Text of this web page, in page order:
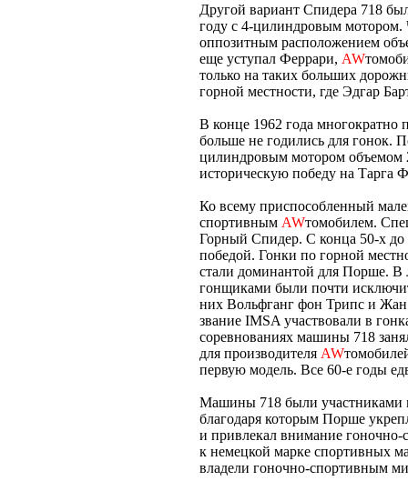
Другой вариант Спидера 718
году с 4-цилиндровым мотором.
оппозитным расположением
еще уступал Феррари, AW
только на таких больших
горной местности, где Эдгар
В конце 1962 года
больше не годились для гонок.
цилиндровым мотором объемом
историческую победу на Тарга
Ко всему приспособленный
спортивным AWтомобилем.
Горный Спидер. С конца 50-х до
победой. Гонки по горной
стали доминантой для Порше.
гонщиками были почти
них Вольфганг фон Трипс и Жан
звание IMSA участвовали в
соревнованиях машины 718
для производителя AW
первую модель. Все 60-е годы
Машины 718 были участниками
благодаря которым Порше
и привлекал внимание
к немецкой марке спортивных
владели гоночно-спортивным